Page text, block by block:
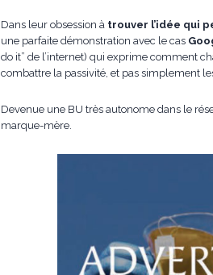
Dans leur obsession à trouver l’idée qui
une parfaite démonstration avec le cas
do it” de l’internet) qui exprime comment
combattre la passivité, et pas simplement
Devenue une BU très autonome dans le
marque-mère.